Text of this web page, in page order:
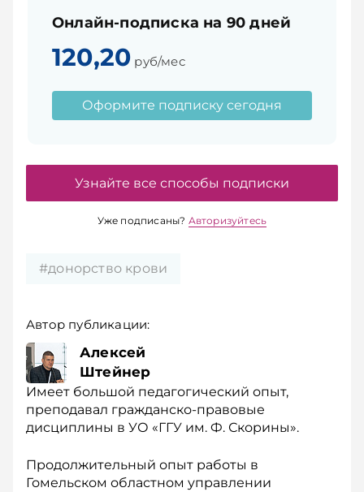
Онлайн-подписка на 90 дней
120,20 руб/мес
Оформите подписку сегодня
Узнайте все способы подписки
Уже подписаны? Авторизуйтесь
#донорство крови
Автор публикации:
Алексей
Штейнер
Имеет большой педагогический опыт,
преподавал гражданско-правовые
дисциплины в УО «ГГУ им. Ф. Скорины».
Продолжительный опыт работы в
Гомельском областном управлении